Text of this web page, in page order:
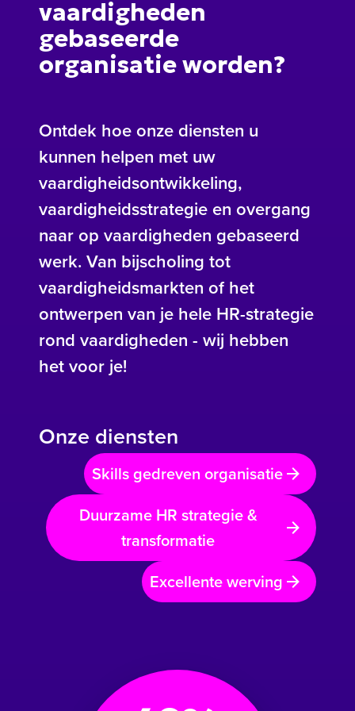
vaardigheden
gebaseerde
organisatie worden?
Ontdek hoe onze diensten u
kunnen helpen met uw
vaardigheidsontwikkeling,
vaardigheidsstrategie en overgang
naar op vaardigheden gebaseerd
werk. Van bijscholing tot
vaardigheidsmarkten of het
ontwerpen van je hele HR-strategie
rond vaardigheden - wij hebben
het voor je!
Onze diensten
Skills gedreven organisatie
Duurzame HR strategie &
transformatie
Excellente werving